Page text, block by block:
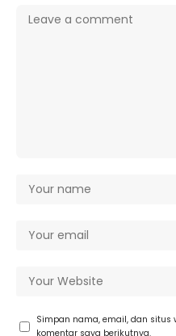
Simpan nama, email, dan
komentar saya berikutnya.